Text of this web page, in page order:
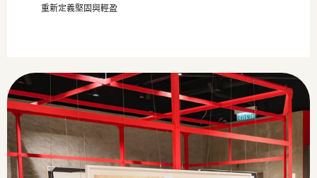
重新定義堅固與輕盈